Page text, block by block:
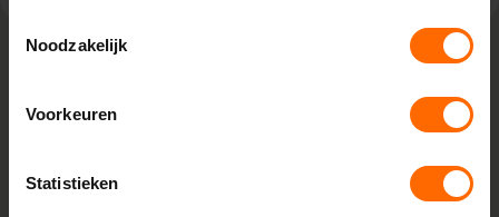
Noodzakelijk
Voorkeuren
Statistieken
Lokaal geproduceerd in onze eigen
fabriek
zonder omwegen. We produceren alles zelf in onze